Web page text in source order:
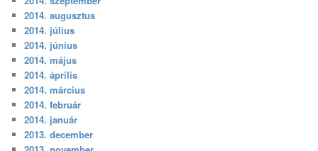
2014. augusztus
2014. július
2014. június
2014. május
2014. április
2014. március
2014. február
2014. január
2013. december